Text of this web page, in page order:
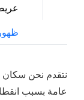
عامة بسبب